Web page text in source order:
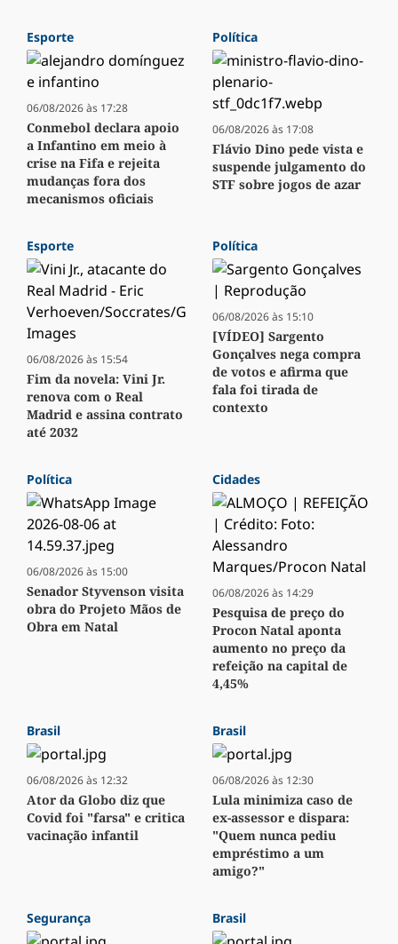
Esporte
06/08/2026 às 17:28
Conmebol declara apoio
a Infantino em meio à
crise na Fifa e rejeita
mudanças fora dos
mecanismos oficiais
Política
06/08/2026 às 17:08
Flávio Dino pede vista e
suspende julgamento do
STF sobre jogos de azar
Esporte
06/08/2026 às 15:54
Fim da novela: Vini Jr.
renova com o Real
Madrid e assina contrato
até 2032
Política
06/08/2026 às 15:10
[VÍDEO] Sargento
Gonçalves nega compra
de votos e afirma que
fala foi tirada de
contexto
Política
06/08/2026 às 15:00
Senador Styvenson visita
obra do Projeto Mãos de
Obra em Natal
Cidades
06/08/2026 às 14:29
Pesquisa de preço do
Procon Natal aponta
aumento no preço da
refeição na capital de
4,45%
Brasil
06/08/2026 às 12:32
Ator da Globo diz que
Covid foi "farsa" e critica
vacinação infantil
Brasil
06/08/2026 às 12:30
Lula minimiza caso de
ex-assessor e dispara:
"Quem nunca pediu
empréstimo a um
amigo?"
Segurança Brasil